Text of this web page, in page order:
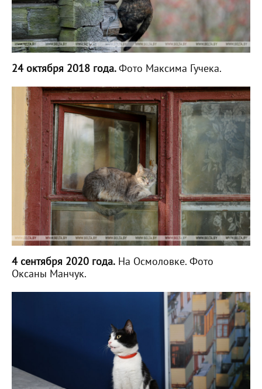
24 октября 2018 года.Фото Максима Гучека.
4 сентября 2020 года. На Осмоловке. Фото
Оксаны Манчук.